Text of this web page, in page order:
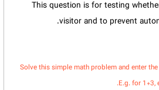
This question is for testing
visitor and to prevent
Solve this simple math problem and enter
E.g. for 1+3,